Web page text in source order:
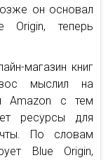
он основал
Origin, теперь
магазин книг
мыслил на
Amazon с тем
ресурсы для
По словам
Blue Origin,